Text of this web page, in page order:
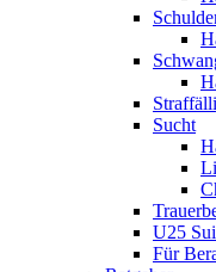
Sucht
U25
Für